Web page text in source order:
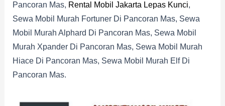
Pancoran Mas, Rental Mobil Jakarta Lepas Kunci,
Sewa Mobil Murah Fortuner Di Pancoran Mas, Sewa
Mobil Murah Alphard Di Pancoran Mas, Sewa Mobil
Murah Xpander Di Pancoran Mas, Sewa Mobil Murah
Hiace Di Pancoran Mas, Sewa Mobil Murah Elf Di
Pancoran Mas.